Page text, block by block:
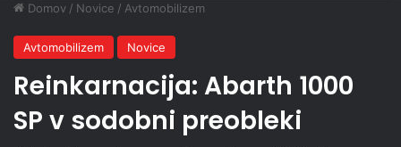
Domov / Novice / Avtomobilizem
Avtomobilizem Novice
Reinkarnacija: Abarth 1000
SP v sodobni preobleki